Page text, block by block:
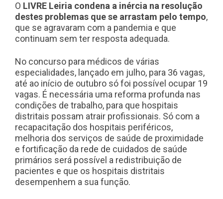
O LIVRE Leiria condena a inércia na resolução
destes problemas que se arrastam pelo tempo,
que se agravaram com a pandemia e que
continuam sem ter resposta adequada.
No concurso para médicos de várias
especialidades, lançado em julho, para 36 vagas,
até ao início de outubro só foi possível ocupar 19
vagas. É necessária uma reforma profunda nas
condições de trabalho, para que hospitais
distritais possam atrair profissionais. Só com a
recapacitação dos hospitais periféricos,
melhoria dos serviços de saúde de proximidade
e fortificação da rede de cuidados de saúde
primários será possível a redistribuição de
pacientes e que os hospitais distritais
desempenhem a sua função.